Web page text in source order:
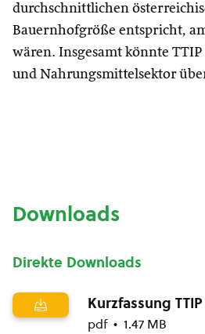
durchschnittlichen
Bauernhofgröße entspricht,
wären. Insgesamt könnte
und Nahrungsmittelsektor
Downloads
Direkte Downloads
Kurzfassung
pdf 1.47 MB